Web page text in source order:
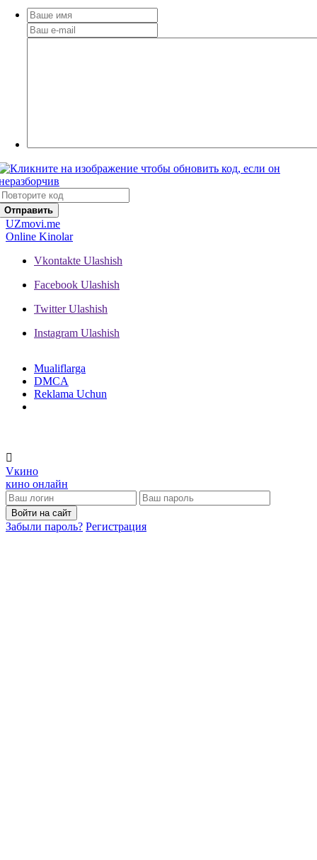
Отправить
UZmovi.me
Online Kinolar
Vkontakte Ulashish
Facebook Ulashish
Twitter Ulashish
Instagram Ulashish
Mualiflarga
DMCA
Reklama Uchun
Vкино
кино онлайн
Войти на сайт
Забыли пароль? Регистрация